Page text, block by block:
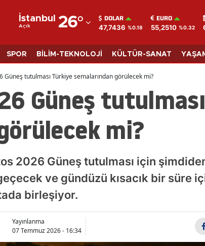
İstanbul
Açık 26°
Adana
Adıyaman
Afyonkarahisar
Ağrı
Ankara
Antalya
Artvin
Aydın
DOLAR
47,7436 %0.18
EURO
55,2510 %0.32
SPOR BİLİM-TEKNOLOJİ KÜLTÜR-SANAT
Güneş tutulması Türkiye semalarından görülecek mi?
Güneş
mi?
2026 Güneş tutulması için
ve gündüzü kısacık bir süre
birleşiyor.
Yayınlanma
07 Temmuz 2026 - 16:34